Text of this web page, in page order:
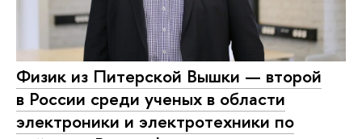
Физик из Питерской Вышки — второй
в России среди ученых в области
электроники и электротехники по